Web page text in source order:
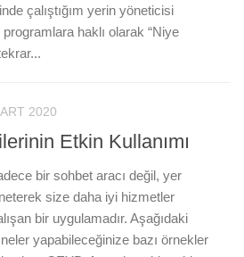
çalıştığım yerin yöneticisi
haklı olarak “Niye
2020
Etkin Kullanımı
bir sohbet aracı değil, yer
size daha iyi hizmetler
bir uygulamadır. Aşağıdaki
yapabileceğinize bazı örnekler